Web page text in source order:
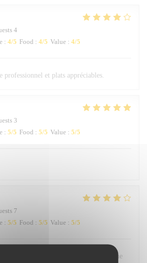
4
: 4/5 Food : 4/5 Value : 4/5
professionnel et plats appréciables.
3
: 5/5 Food : 5/5 Value : 5/5
7
: 5/5 Food : 5/5 Value : 5/5
mais vu le petit vent frais sans problème